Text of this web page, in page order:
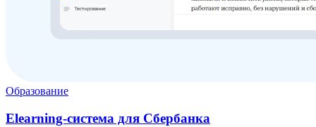
Образование
Elearning-система для Сбербанка